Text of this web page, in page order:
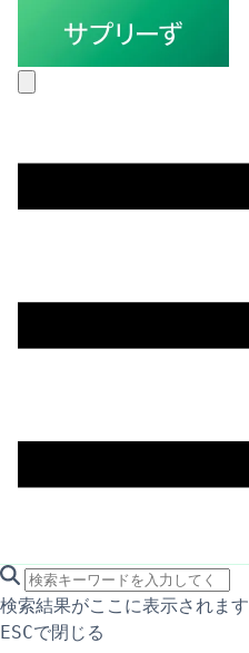
search icon
サイト内検索
検索結果がここに表示されます
ESCで閉じる